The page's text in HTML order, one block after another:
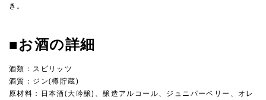
き。
■お酒の詳細
酒類：スピリッツ
酒質：ジン(樽貯蔵)
原材料：日本酒(大吟醸)、醸造アルコール、ジュニパーベリー、オレ